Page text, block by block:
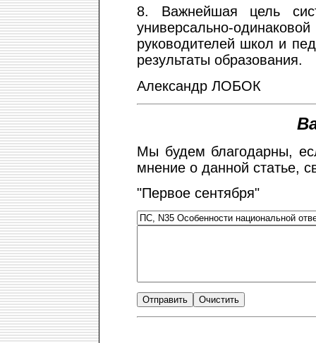
8. Важнейшая цель
универсально-
руководителей школ и
результаты образования.
Александр ЛОБОК
Мы будем благодарны,
мнение о данной статье,
"Первое сентября"